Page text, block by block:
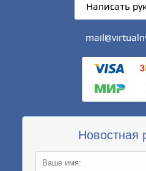
Написать
Новостная